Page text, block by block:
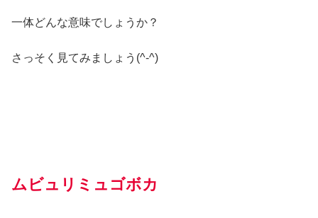
一体どんな意味でしょうか？
さっそく見てみましょう(^-^)
ムビュリミュゴボカ